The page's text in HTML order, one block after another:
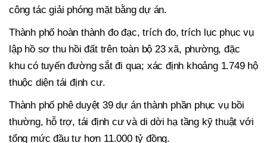
công tác giải phóng mặt bằng dự án.
Thành phố hoàn thành đo đạc, trích đo, trích lục phục vụ
lập hồ sơ thu hồi đất trên toàn bộ 23 xã, phường, đặc
khu có tuyến đường sắt đi qua; xác định khoảng 1.749 hộ
thuộc diện tái định cư.
Thành phố phê duyệt 39 dự án thành phần phục vụ bồi
thường, hỗ trợ, tái định cư và di dời hạ tầng kỹ thuật với
tổng mức đầu tư hơn 11.000 tỷ đồng.